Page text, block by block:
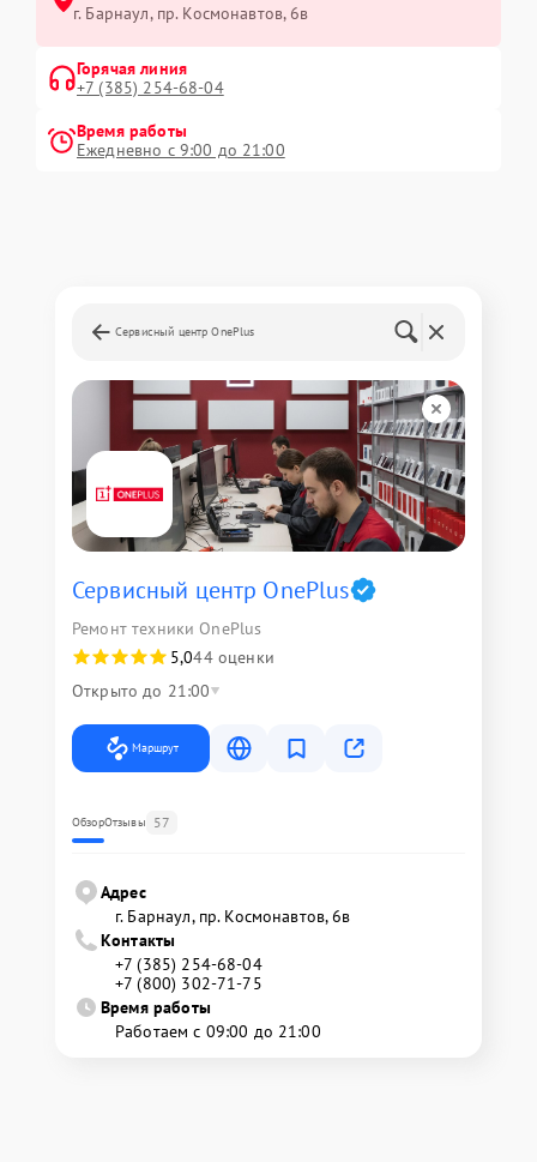
г. Барнаул, ​пр. Космонавтов, 6в
Горячая линия
+7 (385) 254-68-04
Время работы
Ежедневно с 9:00 до 21:00
Сервисный центр OnePlus
Сервисный центр OnePlus
Ремонт техники OnePlus
5,044 оценки
Открыто до 21:00
Маршрут
ОбзорОтзывы 57
Адрес
г. Барнаул, ​пр. Космонавтов, 6в
Контакты
+7 (385) 254-68-04
+7 (800) 302-71-75
Время работы
Работаем с 09:00 до 21:00